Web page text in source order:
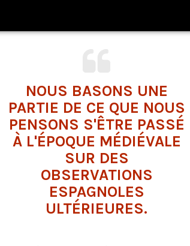
NOUS BASONS UNE
PARTIE DE CE QUE NOUS
PENSONS S'ÊTRE PASSÉ
À L'ÉPOQUE MÉDIÉVALE
SUR DES
OBSERVATIONS
ESPAGNOLES
ULTÉRIEURES.